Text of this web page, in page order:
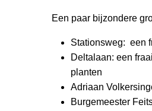
Een paar bijzondere
Stationsweg: een
Deltalaan: een
planten
Adriaan
Burgemeester